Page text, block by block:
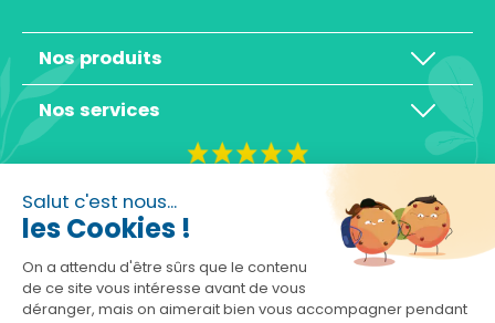
Salut c'est nous...
les Cookies !
On a attendu d'être sûrs que le contenu
de ce site vous intéresse avant de vous
déranger, mais on aimerait bien vous accompagner pendant
Nos produits
Nos services